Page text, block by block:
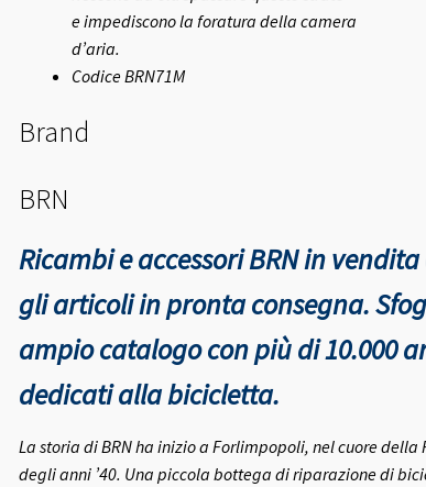
e impediscono la foratura della camera
d’aria.
Codice BRN71M
Brand
BRN
Ricambi e accessori BRN in
gli articoli in pronta consegna.
ampio catalogo con più di 10.000
dedicati alla bicicletta.
La storia di BRN ha inizio a Forlimpopoli, nel cuore della
degli anni ’40. Una piccola bottega di riparazione di